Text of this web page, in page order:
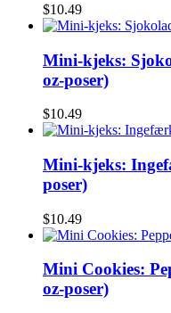
$10.49
Mini-kjeks:
oz-poser)
$10.49
Mini-kjeks:
poser)
$10.49
Mini Cookies:
oz-poser)